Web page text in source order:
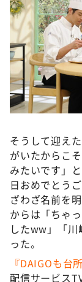
そうして迎え
がいたからこ
みたいです」
日おめでとう
ざわざ名前を
からは「ちゃ
したww」「
った。
『DAIGOも台
配信サービス